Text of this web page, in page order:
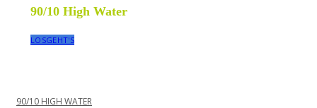
90/10 High Water
LOSGEHT'S
90/10 HIGH WATER